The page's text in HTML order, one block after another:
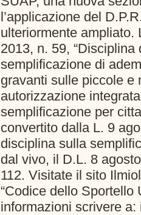
l’applicazione del
ulteriormente ampliato.
2013, n. 59,
semplificazione di
gravanti sulle piccole e
autorizzazione
semplificazione per
convertito dalla L. 9
disciplina sulla
dal vivo, il D.L. 8
112. Visitate il sito
“Codice dello Sportello
informazioni scrivere